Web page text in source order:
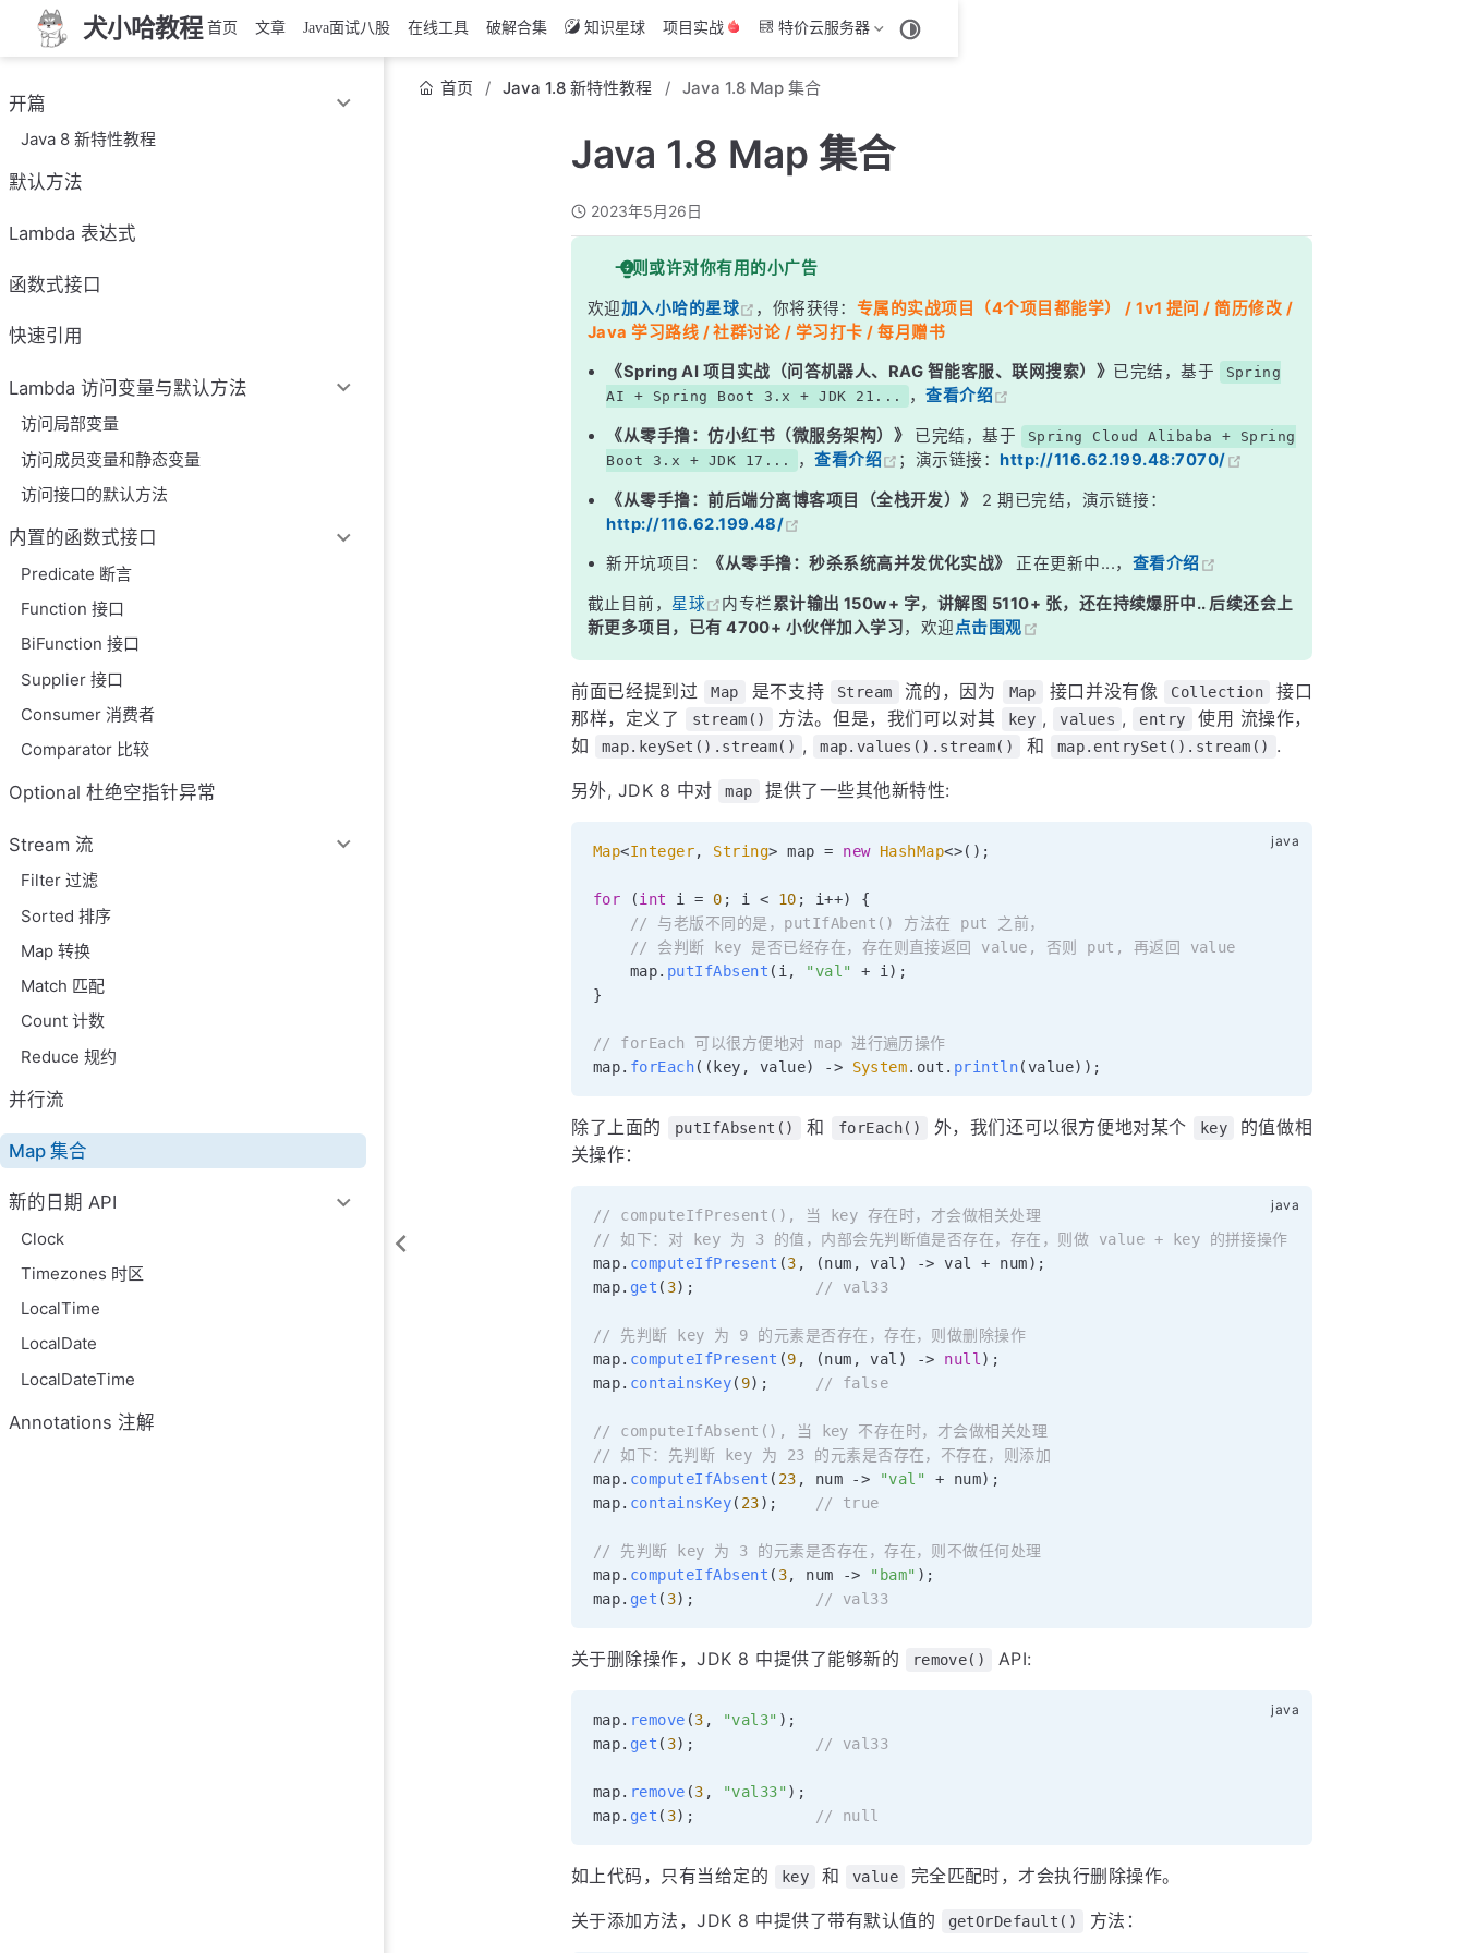
犬小哈教程 首页 文章 Java面试八股 在线工具 破解合集 知识星球 项目实战 特价云服务器
开篇
Java 8 新特性教程
默认方法
Lambda 表达式
函数式接口
快速引用
Lambda 访问变量与默认方法
访问局部变量
访问成员变量和静态变量
访问接口的默认方法
内置的函数式接口
Predicate 断言
Function 接口
BiFunction 接口
Supplier 接口
Consumer 消费者
Comparator 比较
Optional 杜绝空指针异常
Stream 流
Filter 过滤
Sorted 排序
Map 转换
Match 匹配
Count 计数
Reduce 规约
并行流
Map 集合
新的日期 API
Clock
Timezones 时区
LocalTime
LocalDate
LocalDateTime
Annotations 注解
首页 Java 1.8 新特性教程 Java 1.8 Map 集合
Java 1.8 Map 集合
2023年5月26日
一则或许对你有用的小广告
欢迎加入小哈的星球 ，你将获得： 专属的实战项目（4个项目都能学） / 1v1 提问 / 简历修改 /
Java 学习路线 / 社群讨论 / 学习打卡 / 每月赠书
《Spring AI 项目实战（问答机器人、RAG 智能客服、联网搜索）》 已完结，基于
Spring
AI + Spring Boot 3.x + JDK 21...
，查看介绍
《从零手撸：仿小红书（微服务架构）》 已完结，基于
Spring Cloud Alibaba + Spring
Boot 3.x + JDK 17...
，查看介绍 ；演示链接：http://116.62.199.48:7070/
《从零手撸：前后端分离博客项目（全栈开发）》
2 期已完结，演示链接：
http://116.62.199.48/
新开坑项目： 《从零手撸：秒杀系统高并发优化实战》 正在更新中...， 查看介绍
截止目前， 星球 内专栏累计输出 150w+ 字，讲解图 5110+ 张，还在持续爆肝中.. 后续还会上
新更多项目，已有 4700+ 小伙伴加入学习，欢迎点击围观
前面已经提到过 Map 是不支持 Stream 流的，因为 Map 接口并没有像 Collection
接口
那样，定义了
stream() 方法。但是，我们可以对其 key , values , entry
使用 流操作，
如
map.keySet().stream() , map.values().stream() 和 map.entrySet().stream() .
另外, JDK 8 中对 map 提供了一些其他新特性:
Map<Integer, String> map = new HashMap<>( ) ;
for (int i = 0 ; i < 10 ; i++)
{
// 与老版不同的是，putIfAbent() 方法在 put 之前，
// 会判断 key 是否已经存在，存在则直接返回 value, 否则 put, 再返回 value
    map
. putIfAbsent ( i , "val" + i ) ;
}
// forEach 可以很方便地对 map 进行遍历操作
map. forEach( (key , value) -> System. out . println(value) ) ;
除了上面的 putIfAbsent() 和 forEach() 外，我们还可以很方便地对某个 key
的值做相
关操作：
// computeIfPresent(), 当 key 存在时，才会做相关处理
// 如下：对 key 为 3 的值，内部会先判断值是否存在，存在，则做 value + key 的拼接操作
map. computeIfPresent (3 , (num , val ) -> val + num) ;
map. get ( 3) ; // val33
// 先判断 key 为 9 的元素是否存在，存在，则做删除操作
map. computeIfPresent (9 , (num , val ) -> null ) ;
map. containsKey( 9) ; // false
// computeIfAbsent(), 当 key 不存在时，才会做相关处理
// 如下：先判断 key 为 23 的元素是否存在，不存在，则添加
map. computeIfAbsent ( 23 , num -> "val" + num) ;
map. containsKey( 23) ; // true
// 先判断 key 为 3 的元素是否存在，存在，则不做任何处理
map. computeIfAbsent ( 3, num -> "bam" ) ;
map. get ( 3) ; // val33
关于删除操作，JDK 8 中提供了能够新的 remove() API:
map. remove (3 , "val3" ) ;
map. get ( 3) ; // val33
map. remove (3 , "val33" ) ;
map. get ( 3) ; // null
如上代码，只有当给定的 key 和 value 完全匹配时，才会执行删除操作。
关于添加方法，JDK 8 中提供了带有默认值的 getOrDefault() 方法：